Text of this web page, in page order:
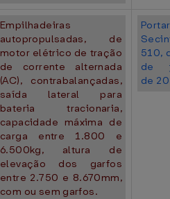
Empilhadeiras
autopropulsadas, de
motor elétrico de tração
de corrente alternada
(AC), contrabalançadas,
saída lateral para
bateria tracionaria,
capacidade máxima de
carga entre 1.800 e
6.500kg, altura de
elevação dos garfos
entre 2.750 e 8.670mm,
com ou sem garfos.
510,
de
de